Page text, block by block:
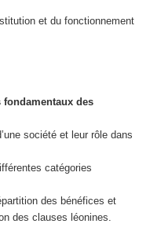
et du fonctionnement
des
société et leur rôle dans
catégories
des bénéfices et
des clauses léonines.